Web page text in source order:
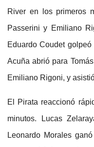
River en los primeros
Passerini y Emiliano
Eduardo Coudet
Acuña abrió para
Emiliano Rigoni, y
El Pirata reaccionó
minutos. Lucas
Leonardo Morales